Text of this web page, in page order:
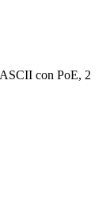
con PoE, 2